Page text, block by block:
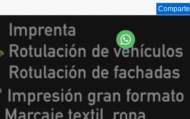
Comparte